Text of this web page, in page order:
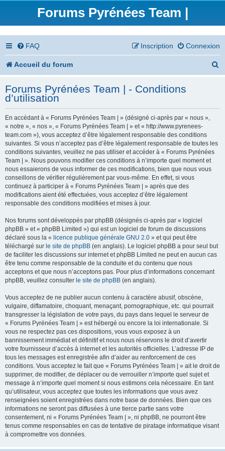
Forums Pyrénées Team |
FAQ Connexion
Inscription
Accueil du forum
h
Forums Pyrénées Team | - Conditions
d’utilisation
En accédant à « Forums Pyrénées Team | » (désigné ci-après par « nous »,
« notre », « nos », « Forums Pyrénées Team | » et « http://www.pyrenees-
team.com »), vous acceptez d’être légalement responsable des conditions
suivantes. Si vous n’acceptez pas d’être légalement responsable de toutes les
conditions suivantes, veuillez ne pas utiliser et accéder à « Forums Pyrénées
Team | ». Nous pouvons modifier ces conditions à n’importe quel moment et
nous essaierons de vous informer de ces modifications, bien que nous vous
conseillons de vérifier régulièrement par vous-même. En effet, si vous
continuez à participer à « Forums Pyrénées Team | » après que des
modifications aient été effectuées, vous acceptez d’être légalement
responsable des conditions modifiées et mises à jour.
Nos forums sont développés par phpBB (désignés ci-après par « logiciel
phpBB » et « phpBB Limited ») qui est un logiciel de forum de discussions
déclaré sous la « licence publique générale GNU 2.0 » et qui peut être
téléchargé sur le site de phpBB (en anglais). Le logiciel phpBB a pour seul but
de faciliter les discussions sur internet et phpBB Limited ne peut en aucun cas
être tenu comme responsable de la conduite et du contenu que nous
acceptons et que nous n’acceptons pas. Pour plus d’informations concernant
phpBB, veuillez consulter le site de phpBB (en anglais).
Vous acceptez de ne publier aucun contenu à caractère abusif, obscène,
vulgaire, diffamatoire, choquant, menaçant, pornographique, etc. qui pourrait
transgresser la législation de votre pays, du pays dans lequel le serveur de
« Forums Pyrénées Team | » est hébergé ou encore la loi internationale. Si
vous ne respectez pas ces dispositions, vous vous exposez à un
bannissement immédiat et définitif et nous nous réservons le droit d’avertir
votre fournisseur d’accès à internet et les autorités officielles. L’adresse IP de
tous les messages est enregistrée afin d’aider au renforcement de ces
conditions. Vous acceptez le fait que « Forums Pyrénées Team | » ait le droit de
supprimer, de modifier, de déplacer ou de verrouiller n’importe quel sujet et
message à n’importe quel moment si nous estimons cela nécessaire. En tant
qu’utilisateur, vous acceptez que toutes les informations que vous avez
renseignées soient enregistrées dans notre base de données. Bien que ces
informations ne seront pas diffusées à une tierce partie sans votre
consentement, ni « Forums Pyrénées Team | », ni phpBB, ne pourront être
tenus comme responsables en cas de tentative de piratage informatique visant
à compromettre vos données.